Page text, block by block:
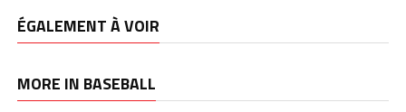
ÉGALEMENT À VOIR
MORE IN BASEBALL